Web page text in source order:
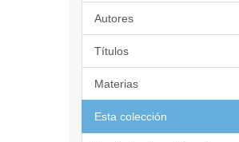
Autores
Títulos
Materias
Esta colección